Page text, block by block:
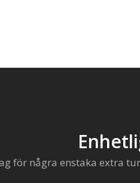
för några enstaka extra